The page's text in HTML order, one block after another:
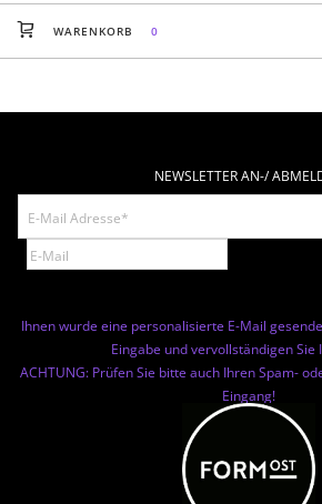
WARENKORB 0
NEWSLETTER AN-/
Ihnen wurde eine personalisierte E-Mail
Eingabe und vervollständigen Sie
ACHTUNG: Prüfen Sie bitte auch Ihren Spam-
Eingang!